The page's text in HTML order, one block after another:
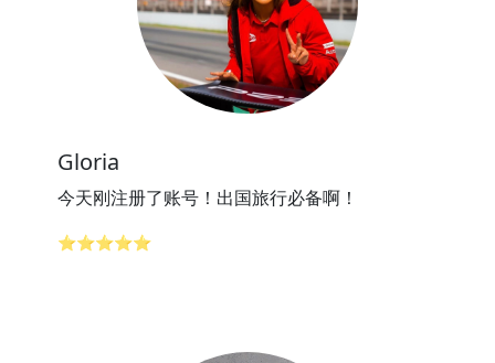
Gloria
今天刚注册了账号！出国旅行必备啊！
⭐⭐⭐⭐⭐